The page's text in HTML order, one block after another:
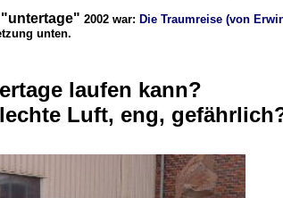
2002 war: Die Traumreise (von
unten.
laufen kann?
Luft, eng,